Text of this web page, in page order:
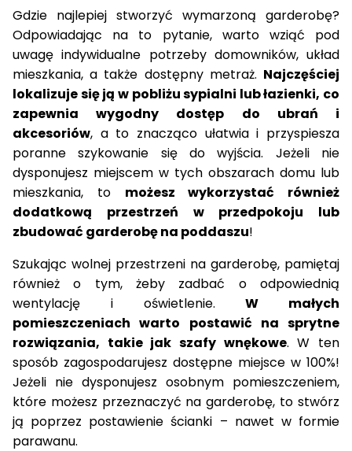
Gdzie najlepiej stworzyć wymarzoną garderobę?
Odpowiadając na to pytanie, warto wziąć pod
uwagę indywidualne potrzeby domowników, układ
mieszkania, a także dostępny metraż. Najczęściej
lokalizuje się ją w pobliżusypialni lub łazienki, co
zapewnia wygodny dostęp do ubrań i
akcesoriów, a to znacząco ułatwia i przyspiesza
poranne szykowanie się do wyjścia. Jeżeli nie
dysponujesz miejscem w tych obszarach domu lub
mieszkania, to możesz wykorzystać również
dodatkową przestrzeń w przedpokoju lub
zbudować garderobę na poddaszu!
Szukając wolnej przestrzeni na garderobę, pamiętaj
również o tym, żeby zadbać o odpowiednią
wentylację i oświetlenie.W małych
pomieszczeniach warto postawić na sprytne
rozwiązania, takie jak szafy wnękowe. W ten
sposób zagospodarujesz dostępne miejsce w 100%!
Jeżeli nie dysponujesz osobnym pomieszczeniem,
które możesz przeznaczyć na garderobę, to stwórz
ją poprzez postawienie ścianki – nawet w formie
parawanu.